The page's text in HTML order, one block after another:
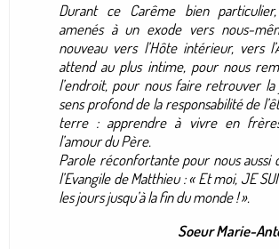
Durant ce Carême bien
amenés à un exode vers nous-
nouveau vers l’Hôte intérieur, vers
attend au plus intime, pour nous
l’endroit, pour nous faire retrouver
sens profond de la responsabilité de
terre : apprendre à vivre en
l’amour du Père.
Parole réconfortante pour nous aussi
l’Evangile de Matthieu : « Et moi, JE
les jours jusqu’à la fin du monde ! ».
Soeur Marie-